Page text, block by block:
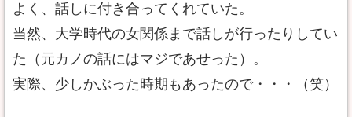
よく、話しに付き合ってくれていた。
当然、大学時代の女関係まで話しが行ったりしてい
た（元カノの話にはマジであせった）。
実際、少しかぶった時期もあったので・・・（笑）